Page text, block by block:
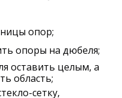
опор;
опоры на дюбеля;
оставить целым, а
область;
сетку,